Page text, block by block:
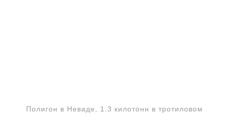
Полигон в Неваде, 1.3 килотонн в тротиловом